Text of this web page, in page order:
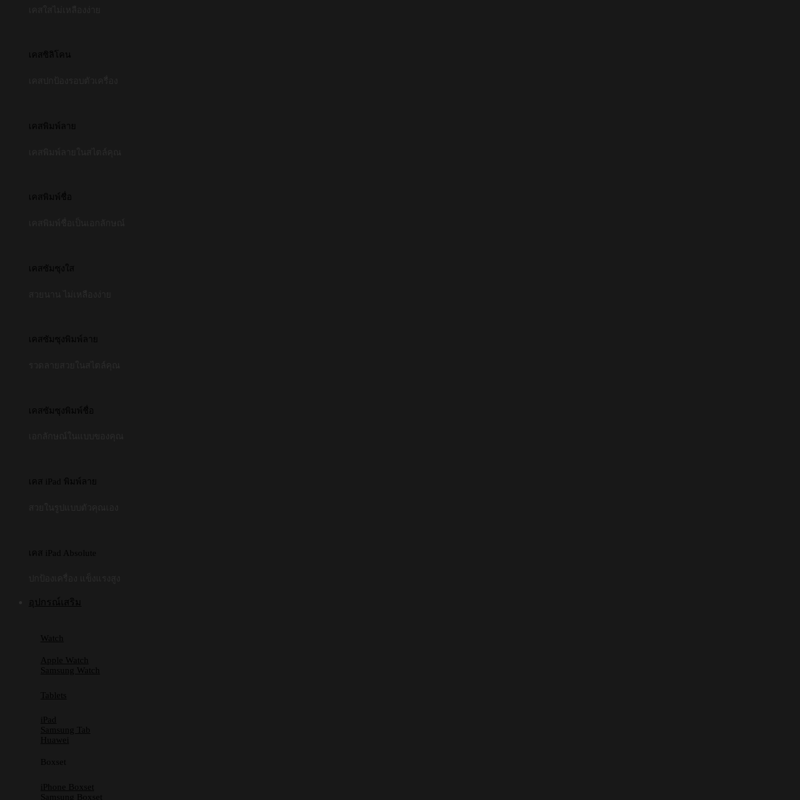
เคสซิลิโคน
เคสพิมพ์ลาย
เคสพิมพ์ชื่อ
เคสซัมซุงใส
เคสซัมซุงพิมพ์ลาย
เคสซัมซุงพิมพ์ชื่อ
เคส iPad พิมพ์ลาย
เคส iPad Absolute
อุปกรณ์เสริม
Watch
Apple Watch
Samsung Watch
Tablets
iPad
Samsung Tab
Huawei
Boxset
iPhone Boxset
Samsung Boxset